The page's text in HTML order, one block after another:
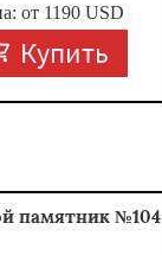
от 1190USD
Купить
памятник №104